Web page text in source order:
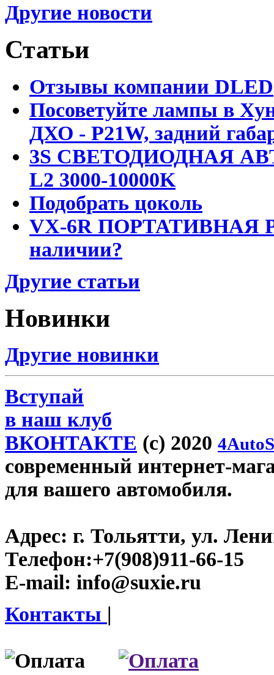
Другие новости
Статьи
Отзывы компании DLED
Посоветуйте лампы в
ДХО - P21W, задний
3S СВЕТОДИОДНАЯ
L2 3000-10000K
Подобрать цоколь
VX-6R ПОРТАТИВНАЯ
наличии?
Другие статьи
Новинки
Другие новинки
Вступай
в наш клуб
ВКОНТАКТЕ (c) 2020
современный интернет-
для вашего автомобиля.
Адрес: г. Тольятти, ул.
Телефон:+7(908)911-66-15
E-mail: info@suxie.ru
Контакты |